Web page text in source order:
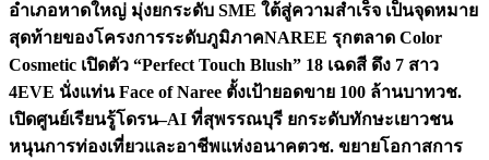
อำเภอหาดใหญ่ มุ่งยกระดับ SME ใต้สู่ความสำเร็จ เป็นจุดหมาย
สุดท้ายของโครงการระดับภูมิภาคNAREE รุกตลาด Color
Cosmetic เปิดตัว “Perfect Touch Blush” 18 เฉดสี ดึง 7 สาว
4EVE นั่งแท่น Face of Naree ตั้งเป้ายอดขาย 100 ล้านบาทวช.
เปิดศูนย์เรียนรู้โดรน–AI ที่สุพรรณบุรี ยกระดับทักษะเยาวชน
หนุนการท่องเที่ยวและอาชีพแห่งอนาคตวช. ขยายโอกาสการ